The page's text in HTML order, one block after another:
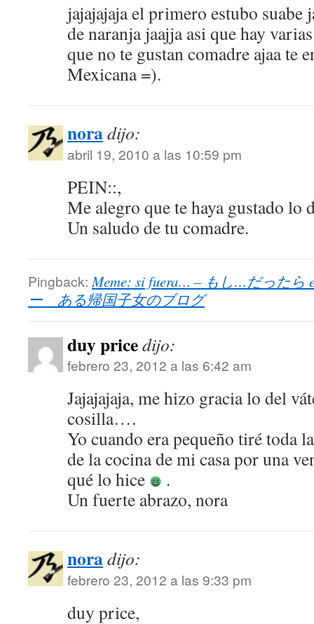
jajajajaja el primero estubo suabe
de naranja jaajja asi que hay
que no te gustan comadre ajaa te
Mexicana =).
noradijo:
abril 19, 2010 a las 10:59 pm
PEIN::,
Me alegro que te haya gustado lo
Un saludo de tu comadre.
Pingback: Meme: si fuera… – もし…だったら
ー ある帰国子女のブログ
duy pricedijo:
febrero 23, 2012 a las 6:42 am
Jajajajaja, me hizo gracia lo del
cosilla….
Yo cuando era pequeño tiré toda
de la cocina de mi casa por una
qué lo hice
.
Un fuerte abrazo, nora
noradijo:
febrero 23, 2012 a las 9:33 pm
duy price,